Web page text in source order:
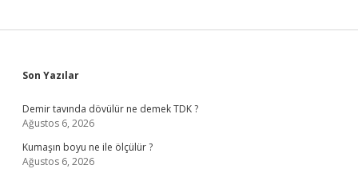
Sidebar
Son Yazılar
Demir tavında dövülür ne demek TDK ?
Ağustos 6, 2026
Kumaşın boyu ne ile ölçülür ?
Ağustos 6, 2026